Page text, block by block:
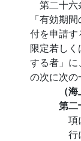
第二十
「有効期
付を申請
限定若し
する者」
の次に次の
（
第
項
行